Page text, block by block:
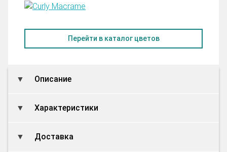
Перейти в каталог цветов
Описание
Характеристики
Доставка